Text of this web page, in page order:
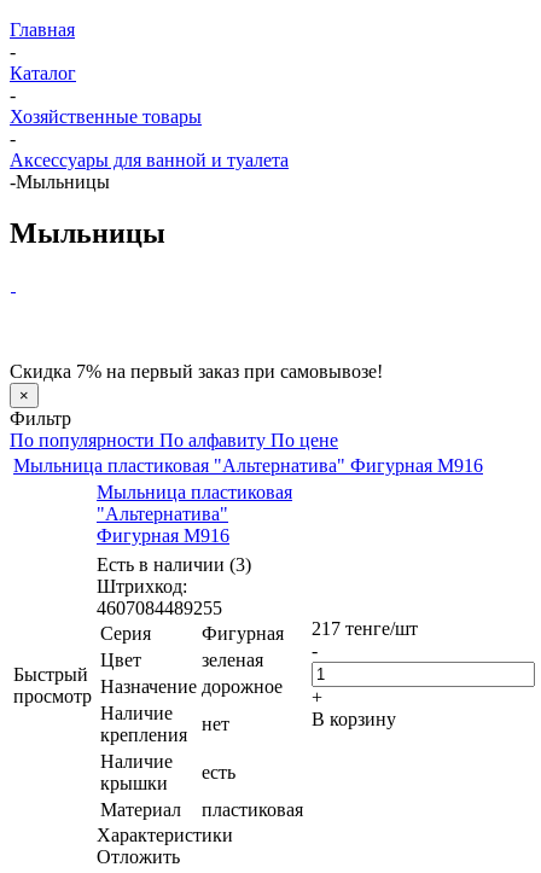
Главная
-
Каталог
-
Хозяйственные товары
-
Аксессуары для ванной и туалета
-Мыльницы
Мыльницы
Скидка 7% на первый заказ при самовывозе!
×
Фильтр
По популярности По алфавиту По цене
Мыльница пластиковая "Альтернатива" Фигурная М916
Быстрый
просмотр
Мыльница пластиковая
"Альтернатива"
Фигурная М916
Есть в наличии (3)
Штрихкод:
4607084489255
Серия
Фигурная
Цвет
зеленая
Назначение дорожное
Наличие
крепления
нет
Наличие
крышки
есть
Материал
пластиковая
Характеристики
Отложить
217 тенге/шт
-
+
В корзину